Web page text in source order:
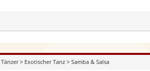
Tänzer> Exotischer Tanz> Samba & Salsa